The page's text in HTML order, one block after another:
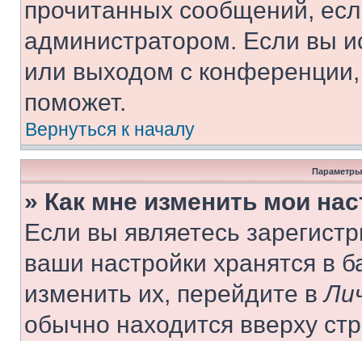
прочитанных сообщений,
администратором. Если вы
или выходом с
поможет.
Вернуться к началу
Параметры
» Как мне изменить мои
Если вы являетесь
ваши настройки хранятся в
изменить их, перейдите в
обычно находится вверху